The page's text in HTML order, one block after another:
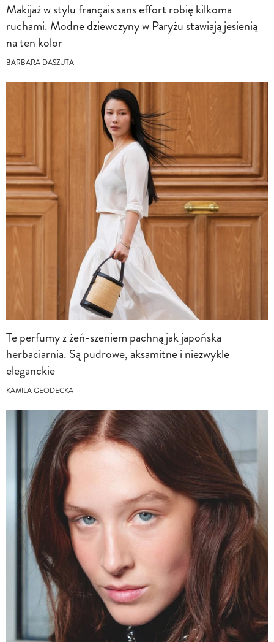
Makijaż w stylu français sans effort robię kilkoma
ruchami. Modne dziewczyny w Paryżu stawiają jesienią
na ten kolor
BARBARA DASZUTA
Te perfumy z żeń-szeniem pachną jak japońska
herbaciarnia. Są pudrowe, aksamitne i niezwykle
eleganckie
KAMILA GEODECKA